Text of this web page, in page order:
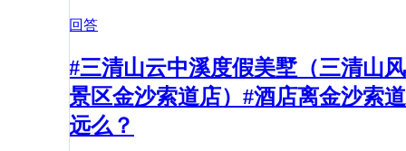
回答
#三清山云中溪度假美墅（三清山风
景区金沙索道店）#酒店离金沙索道
远么？